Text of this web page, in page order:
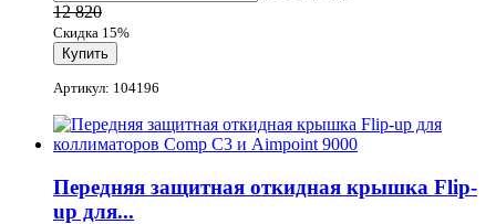
12 820
Скидка 15%
Артикул: 104196
Передняя защитная откидная крышка Flip-
up для...